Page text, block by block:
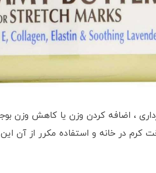
، اضافه کردن وزن یا کاهش وزن
کرم در خانه و استفاده مکرر از آن